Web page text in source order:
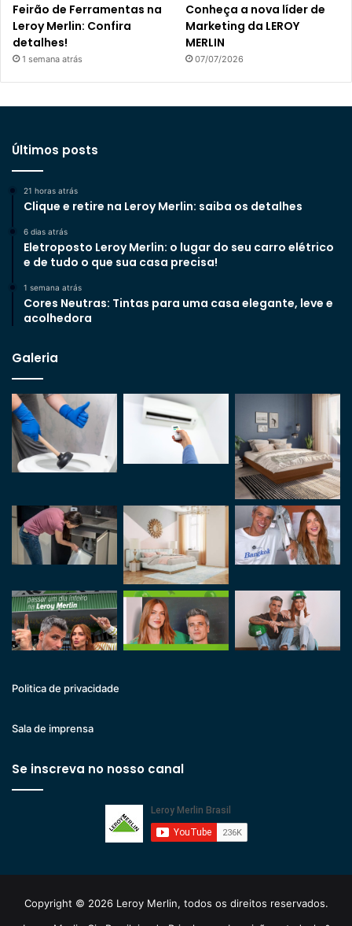
Feirão de Ferramentas na
Leroy Merlin: Confira
detalhes!
1 semana atrás
Conheça a nova líder de
Marketing da LEROY
MERLIN
07/07/2026
Últimos posts
21 horas atrás
Clique e retire na Leroy Merlin: saiba os detalhes
6 dias atrás
Eletroposto Leroy Merlin: o lugar do seu carro elétrico
e de tudo o que sua casa precisa!
1 semana atrás
Cores Neutras: Tintas para uma casa elegante, leve e
acolhedora
Galeria
Politica de privacidade
Sala de imprensa
Se inscreva no nosso canal
Copyright © 2026 Leroy Merlin, todos os direitos reservados.